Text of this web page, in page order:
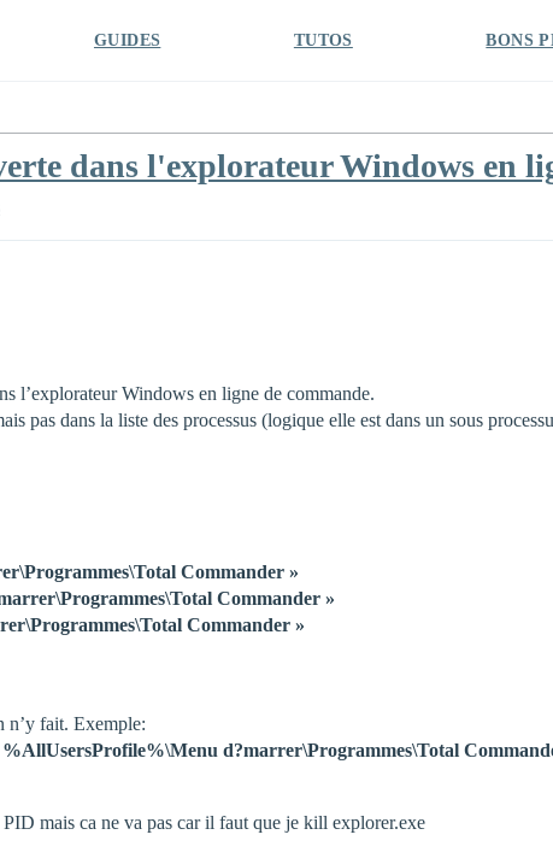
GUIDES TUTOS BONS
dans l'explorateur Windows en
l’explorateur Windows en ligne de commande.
pas dans la liste des processus (logique elle est dans un sous
Commander »
Commander »
Commander »
n’y fait. Exemple:
d?marrer\Programmes\Total
mais ca ne va pas car il faut que je kill explorer.exe